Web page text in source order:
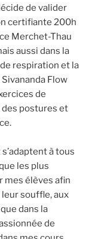
de valider
certifiante 200h
Merchet-Thau
aussi dans la
respiration et la
Flow
de
des postures et
à tous
les plus
mes élèves afin
souffle, aux
dans la
de